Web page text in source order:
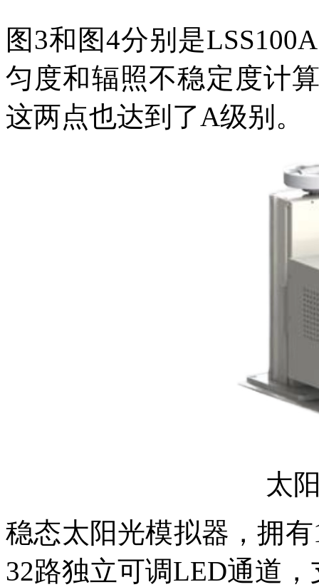
图3和图4分别是
匀度和辐照不稳定度计
这两点也达到了A级别 。
太
稳态太阳光模拟器 ，拥有
32路独立可调LED通道